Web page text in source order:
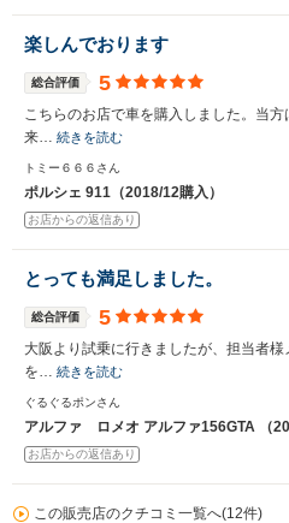
楽しんでおります
総合評価 5
こちらのお店で車を購入しました。当
来… 続きを読む
トミー６６６さん
ポルシェ 911（2018/12購入）
お店からの返信あり
とっても満足しました。
総合評価 5
大阪より試乗に行きましたが、担当者
を… 続きを読む
ぐるぐるポンさん
アルファ ロメオ アルファ156GTA （
お店からの返信あり
この販売店のクチコミ一覧へ(12件)